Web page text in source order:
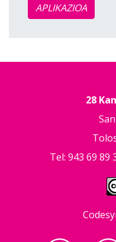
APLIKAZIOA
28
Tel: 943 69 89